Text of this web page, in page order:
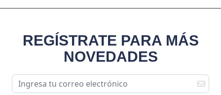
REGÍSTRATE PARA MÁS
NOVEDADES